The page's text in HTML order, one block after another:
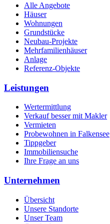
Alle Angebote
Häuser
Wohnungen
Grundstücke
Neubau-Projekte
Mehrfamilienhäuser
Anlage
Referenz-Objekte
Leistungen
Wertermittlung
Verkauf besser mit Makler
Vermieten
Probewohnen in Falkensee
Tippgeber
Immobiliensuche
Ihre Frage an uns
Unternehmen
Übersicht
Unsere Standorte
Unser Team